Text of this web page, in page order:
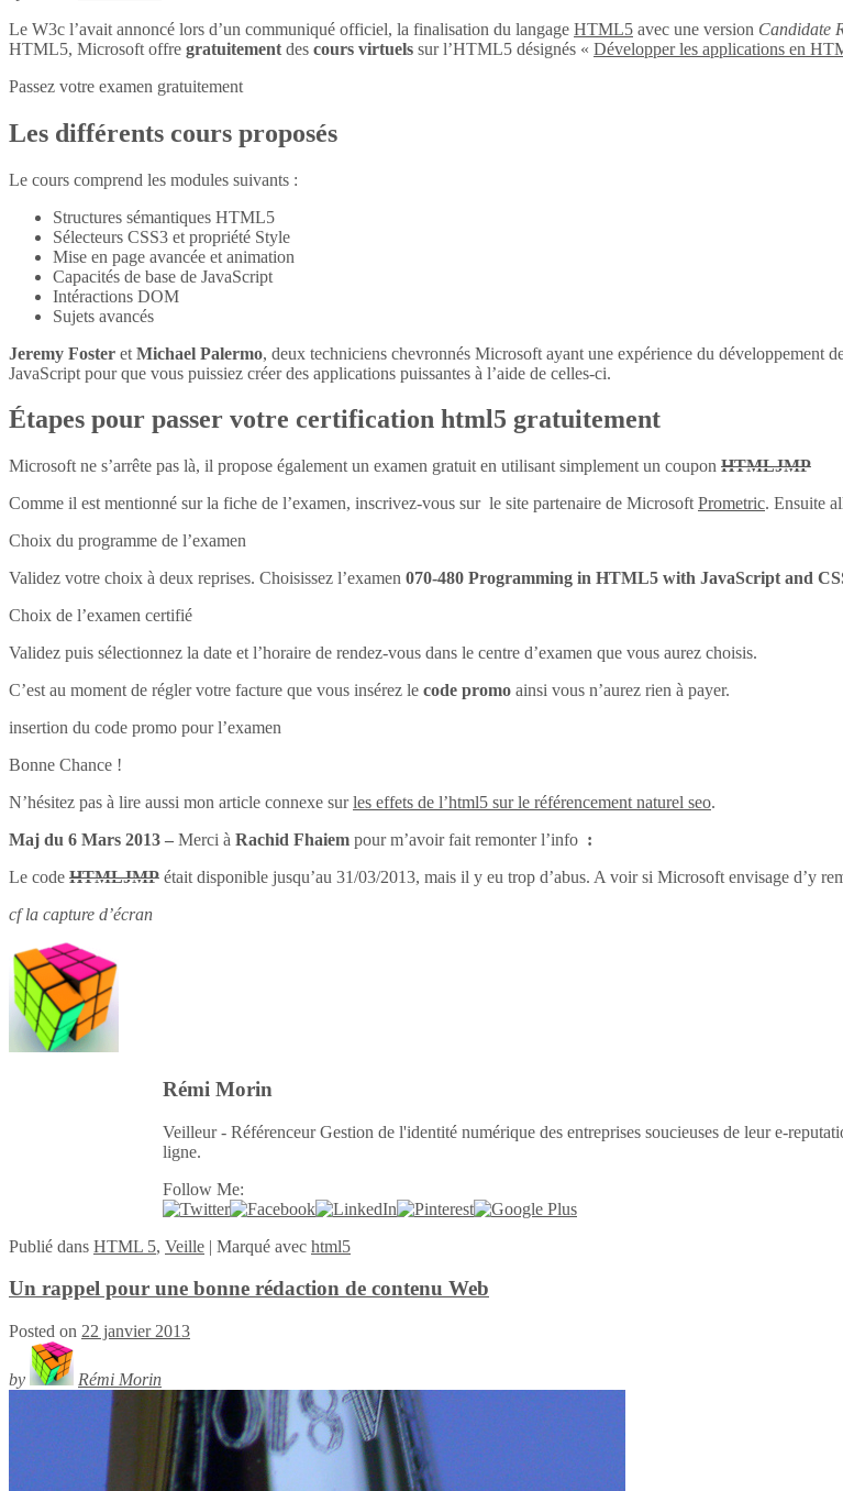
Le W3c l’avait annoncé lors d’un communiqué officiel, la finalisation du langage HTML5 avec une version Candidate
HTML5, Microsoft offre gratuitement des cours virtuels sur l’HTML5 désignés « Développer les applications en
Passez votre examen gratuitement
Les différents cours proposés
Le cours comprend les modules suivants :
Structures sémantiques HTML5
Sélecteurs CSS3 et propriété Style
Mise en page avancée et animation
Capacités de base de JavaScript
Intéractions DOM
Sujets avancés
Jeremy Foster et Michael Palermo, deux techniciens chevronnés Microsoft ayant une expérience du développement
JavaScript pour que vous puissiez créer des applications puissantes à l’aide de celles-ci.
Étapes pour passer votre certification html5 gratuitement
Microsoft ne s’arrête pas là, il propose également un examen gratuit en utilisant simplement un coupon HTMLJMP
Comme il est mentionné sur la fiche de l’examen, inscrivez-vous sur le site partenaire de Microsoft Prometric. Ensuite
Choix du programme de l’examen
Validez votre choix à deux reprises. Choisissez l’examen 070-480 Programming in HTML5 with JavaScript and
Choix de l’examen certifié
Validez puis sélectionnez la date et l’horaire de rendez-vous dans le centre d’examen que vous aurez choisis.
C’est au moment de régler votre facture que vous insérez le code promo ainsi vous n’aurez rien à payer.
insertion du code promo pour l’examen
Bonne Chance !
N’hésitez pas à lire aussi mon article connexe surles effets de l’html5 sur le référencement naturel seo.
Maj du 6 Mars 2013 – Merci à Rachid Fhaiem pour m’avoir fait remonter l’info :
Le code HTMLJMP était disponible jusqu’au 31/03/2013, mais il y eu trop d’abus. A voir si Microsoft envisage d’y
cf la capture d’écran
Rémi Morin
Veilleur - Référenceur Gestion de l'identité numérique des entreprises soucieuses de leur e-
ligne.
Follow Me:
Publié dans HTML 5, Veille | Marqué avec html5
Un rappel pour une bonne rédaction de contenu Web
Posted on 22 janvier 2013
by Rémi Morin